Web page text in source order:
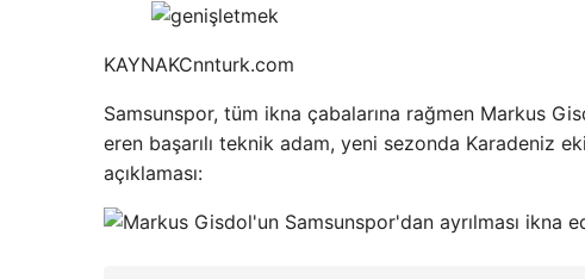
KAYNAKCnnturk.com
Samsunspor, tüm ikna çabalarına rağmen Markus
eren başarılı teknik adam, yeni sezonda Karadeniz
açıklaması: